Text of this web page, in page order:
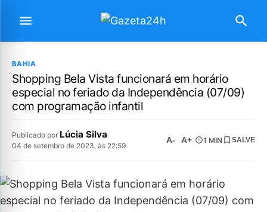
BAHIA
Shopping Bela Vista funcionará em horário
especial no feriado da Independência (07/09)
com programação infantil
Publicado por Lúcia Silva
04 de setembro de 2023, às 22:59
A- A+ 1 MIN SALVE